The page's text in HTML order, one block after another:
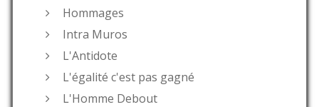
Hommages
Intra Muros
L'Antidote
L'égalité c'est pas gagné
L'Homme Debout